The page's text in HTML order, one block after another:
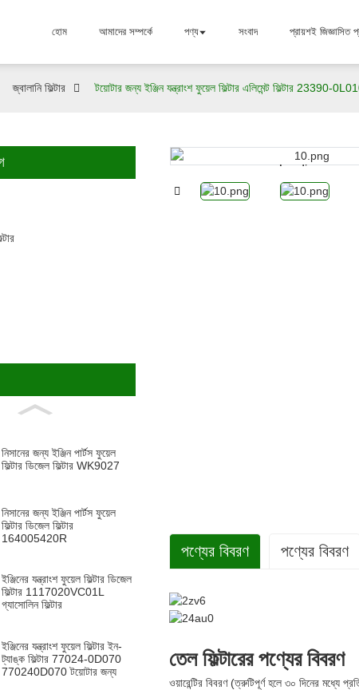
হোম আমাদের সম্পর্কে পণ্য সংবাদ প্রায়শই জিজ্ঞাসিত
জ্বালানি ফিল্টার টয়োটার জন্য ইঞ্জিন যন্ত্রাংশ ফুয়েল ফিল্টার এলিমেন্ট ফিল্টার 23390-
নিসানের জন্য ইঞ্জিন পার্টস ফুয়েল
ফিল্টার ডিজেল ফিল্টার WK9027
নিসানের জন্য ইঞ্জিন পার্টস ফুয়েল
ফিল্টার ডিজেল ফিল্টার
164005420R
ইঞ্জিনের যন্ত্রাংশ ফুয়েল ফিল্টার ডিজেল
ফিল্টার 1117020VC01L
গ্যাসোলিন ফিল্টার
ইঞ্জিনের যন্ত্রাংশ ফুয়েল ফিল্টার ইন-
ট্যাঙ্ক ফিল্টার 77024-0D070
770240D070 টয়োটার জন্য
Loading...
Loading... Loading...
Loading...
পণ্যের বিবরণ পণ্যের বিবরণ
তেল ফিল্টারের পণ্যের বিবরণ
ওয়ারেন্টির বিবরণ (ত্রুটিপূর্ণ হলে ৩০ দিনের মধ্যে